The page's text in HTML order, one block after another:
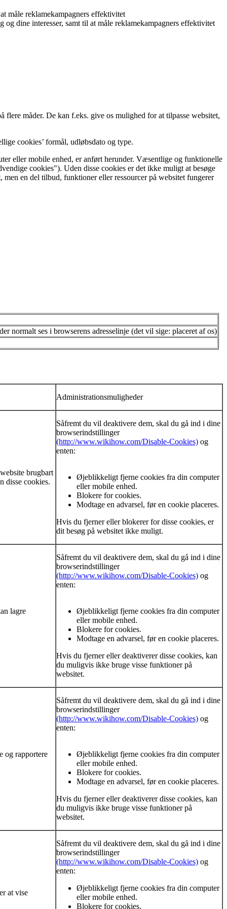
måle reklamekampagners effektivitet
og dine interesser, samt til at måle reklamekampagners effektivitet
måder. De kan f.eks. give os mulighed for at tilpasse websitet,
cookies’ formål, udløbsdato og type.
eller mobile enhed, er anført herunder. Væsentlige og funktionelle
cookies"). Uden disse cookies er det ikke muligt at besøge
en del tilbud, funktioner eller ressourcer på websitet fungerer
normalt ses i browserens adresselinje (det vil sige: placeret af os)
Administrationsmuligheder
brugbart
disse cookies.
Såfremt du vil deaktivere dem, skal du gå ind i dine
browserindstillinger
(http://www.wikihow.com/Disable-Cookies) og
enten:
Øjeblikkeligt fjerne cookies fra din computer
eller mobile enhed.
Blokere for cookies.
Modtage en advarsel, før en cookie placeres.
Hvis du fjerner eller blokerer for disse cookies, er
dit besøg på websitet ikke muligt.
lagre
Såfremt du vil deaktivere dem, skal du gå ind i dine
browserindstillinger
(http://www.wikihow.com/Disable-Cookies) og
enten:
Øjeblikkeligt fjerne cookies fra din computer
eller mobile enhed.
Blokere for cookies.
Modtage en advarsel, før en cookie placeres.
Hvis du fjerner eller deaktiverer disse cookies, kan
du muligvis ikke bruge visse funktioner på
websitet.
og rapportere
Såfremt du vil deaktivere dem, skal du gå ind i dine
browserindstillinger
(http://www.wikihow.com/Disable-Cookies) og
enten:
Øjeblikkeligt fjerne cookies fra din computer
eller mobile enhed.
Blokere for cookies.
Modtage en advarsel, før en cookie placeres.
Hvis du fjerner eller deaktiverer disse cookies, kan
du muligvis ikke bruge visse funktioner på
websitet.
at vise
Såfremt du vil deaktivere dem, skal du gå ind i dine
browserindstillinger
(http://www.wikihow.com/Disable-Cookies) og
enten:
Øjeblikkeligt fjerne cookies fra din computer
eller mobile enhed.
Blokere for cookies.